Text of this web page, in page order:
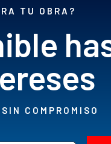
TU OBRA?
COMPROMISO